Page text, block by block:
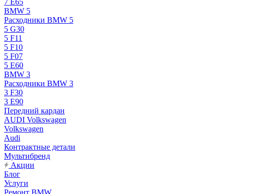
7 E65
BMW 5
Расходники BMW 5
5 G30
5 F11
5 F10
5 F07
5 E60
BMW 3
Расходники BMW 3
3 F30
3 E90
Передний кардан
AUDI Volkswagen
Volkswagen
Audi
Контрактные детали
Мультибренд
Акции
Блог
Услуги
Ремонт BMW